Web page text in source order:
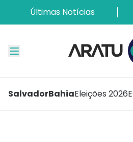
Últimas Notícias
SalvadorBahiaEleições 2026